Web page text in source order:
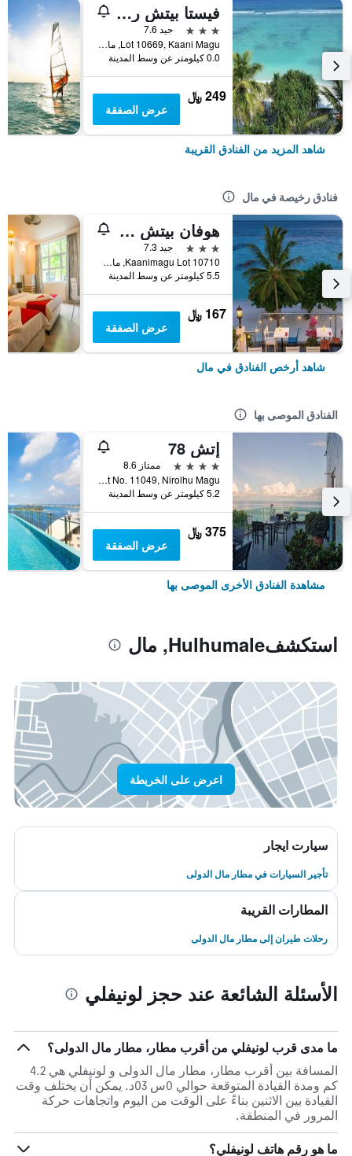
فيستا بيتش ريتريت
3 نجوم
جيد 7.6
Lot 10669, Kaani Magu, مال, جزر المالديف
0.0 كيلومتر عن وسط المدينة
249 ﷼
عرض الصفقة
شاهد المزيد من الفنادق القريبة
فنادق رخيصة في مال
هوفان بيتش هوتل آت هولومالي
3 نجوم
جيد 7.3
Kaanimagu Lot 10710, مال, جزر المالديف
5.5 كيلومتر عن وسط المدينة
167 ﷼
عرض الصفقة
شاهد أرخص الفنادق في مال
الفنادق الموصى بها
إتش 78
4 نجوم
ممتاز 8.6
Plot No. 11049, Nirolhu Magu, مال, جزر المالديف
5.2 كيلومتر عن وسط المدينة
375 ﷼
عرض الصفقة
مشاهدة الفنادق الأخرى الموصى بها
استكشفHulhumale, مال
اعرض على الخريطة
سيارت ايجار
تأجير السيارات في مطار مال الدولى
المطارات القريبة
رحلات طيران إلى مطار مال الدولى
الأسئلة الشائعة عند حجز لونيفلي
ما مدى قرب لونيفلي من أقرب مطار، مطار مال الدولى؟
المسافة بين أقرب مطار، مطار مال الدولى و لونيفلي هي 4.2
كم ومدة القيادة المتوقعة حوالي 0س 03د. يمكن أن يختلف وقت
القيادة بين الاثنين بناءً على الوقت من اليوم واتجاهات حركة
المرور في المنطقة.
ما هو رقم هاتف لونيفلي؟